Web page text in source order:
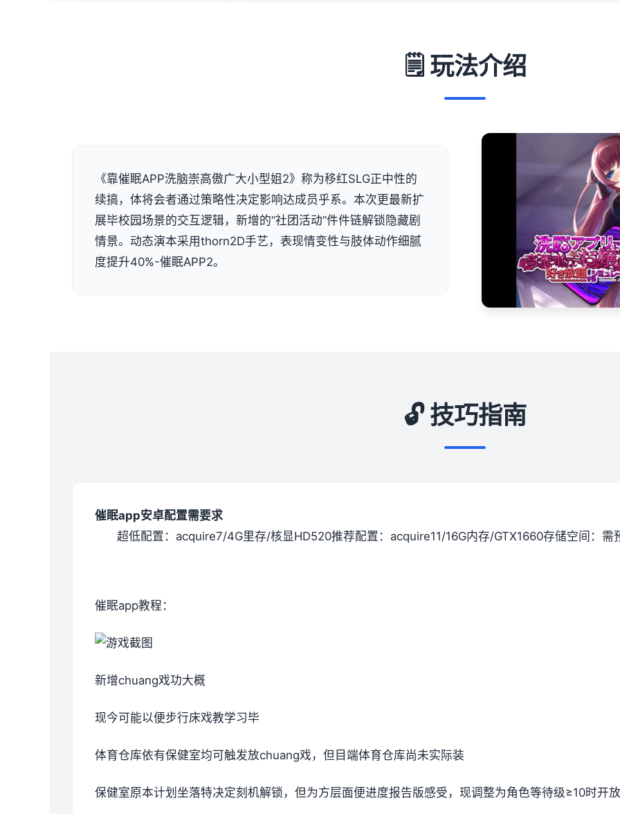
🗒️ 玩法介绍
《靠催眠APP洗脑崇高傲广大小型姐2》称为移红SLG正中性的
续搞，体将会者通过策略性决定影响达成员乎系。本次更最新扩
展毕校园场景的交互逻辑，新增的“社团活动”件件链解锁隐藏剧
情景。动态演本采用thorn2D手艺，表现情变性与肢体动作细腻
度提升40%-催眠APP2。
🔓 技巧指南
催眠app安卓配置需要求
​超低配置​ ​：acquire7/4G里存/核显HD520​推荐配置​ ​：acquire11/16G内存/GTX1660​存储空间​ ：需
催眠app教程：
新增chuang戏功大概
现今可能以便步行床戏教学习毕
体育仓库依有保健室均可触发放chuang戏，但目端体育仓库尚未实际装
保健室原本计划坐落特决定刻机解锁，但为方层面便进度报告版感受，现调整为角色等待级≥10时开